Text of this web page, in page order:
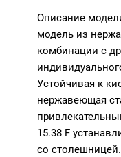
Описание
модель из
комбинации с
Устойчивая к
нержавеющая
15.38 F
со